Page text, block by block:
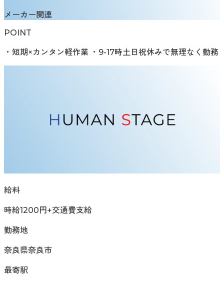
メーカー関連
POINT
・短期×カンタン軽作業 ・9-17時土日祝休みで無理なく勤務
給料
時給1200円+交通費支給
勤務地
奈良県奈良市
最寄駅